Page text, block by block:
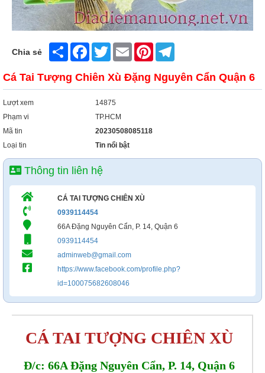
Chia sẻ Share FacebookTwitter Email Pinterest
Cá Tai Tượng Chiên Xù Đặng Nguyên Cẩn Quận 6
Lượt xem
14875
Phạm vi
TP.HCM
Mã tin
20230508085118
Loại tin
Tin nổi bật
Thông tin liên hệ
CÁ TAI TƯỢNG CHIÊN XÙ
0939114454
66A Đặng Nguyên Cẩn, P. 14, Quận 6
0939114454
adminweb@gmail.com
https://www.facebook.com/profile.php?
id=100075682608046
CÁ TAI TƯỢNG CHIÊN XÙ
Đ/c: 66A Đặng Nguyên Cẩn, P. 14, Quận 6